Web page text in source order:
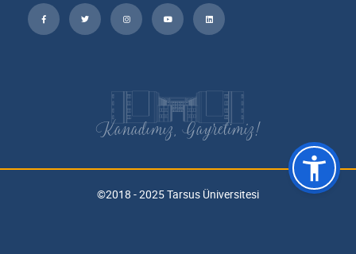
Kanadımız, Gayretimiz!
©2018 - 2025 Tarsus Üniversitesi